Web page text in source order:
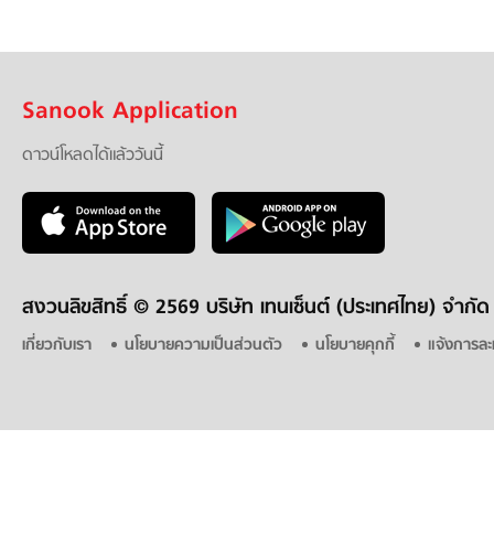
Sanook Application
ดาวน์โหลดได้แล้ววันนี้
สงวนลิขสิทธิ์ © 2569 บริษัท เทนเซ็นต์ (ประเทศไทย) จำกัด
เกี่ยวกับเรา นโยบายความเป็นส่วนตัว นโยบายคุกกี้ แจ้งการล